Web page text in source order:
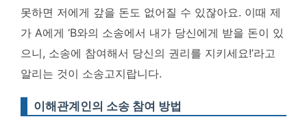
못하면 저에게 갚을 돈도 없어질 수 있잖아요. 이때 제
가 A에게 ‘B와의 소송에서 내가 당신에게 받을 돈이 있
으니, 소송에 참여해서 당신의 권리를 지키세요!’라고
알리는 것이 소송고지랍니다.
이해관계인의 소송 참여 방법